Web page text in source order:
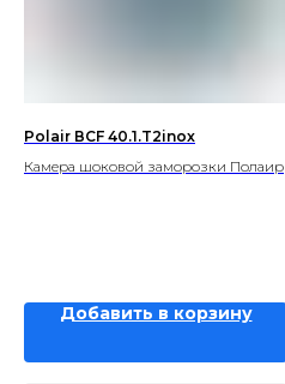
Polair ВСF 40.1.T2inox
Камера шоковой заморозки Полаир
Добавить в корзину